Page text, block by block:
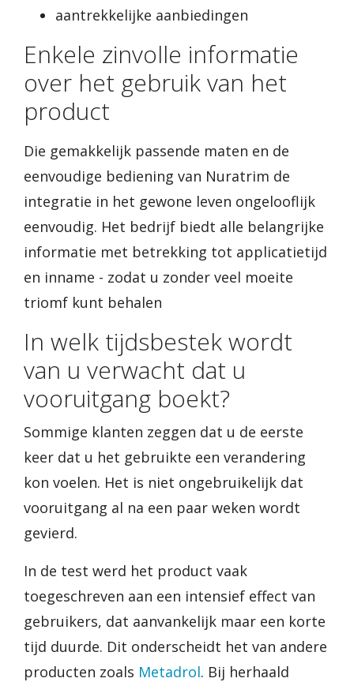
aantrekkelijke aanbiedingen
Enkele zinvolle informatie
over het gebruik van het
product
Die gemakkelijk passende maten en de
eenvoudige bediening van Nuratrim de
integratie in het gewone leven ongelooflijk
eenvoudig. Het bedrijf biedt alle belangrijke
informatie met betrekking tot applicatietijd
en inname - zodat u zonder veel moeite
triomf kunt behalen
In welk tijdsbestek wordt
van u verwacht dat u
vooruitgang boekt?
Sommige klanten zeggen dat u de eerste
keer dat u het gebruikte een verandering
kon voelen. Het is niet ongebruikelijk dat
vooruitgang al na een paar weken wordt
gevierd.
In de test werd het product vaak
toegeschreven aan een intensief effect van
gebruikers, dat aanvankelijk maar een korte
tijd duurde. Dit onderscheidt het van andere
producten zoals Metadrol. Bij herhaald